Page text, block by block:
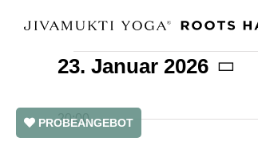
FÜR
23. Januar 2026
wählen.
20:00
PROBEANGEBOT